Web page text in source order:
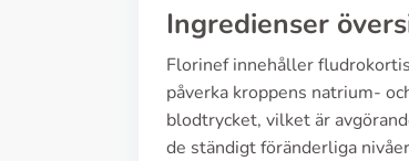
Ingredienser
Florinef innehåller
påverka kroppens natrium-
blodtrycket, vilket är
de ständigt föränderliga